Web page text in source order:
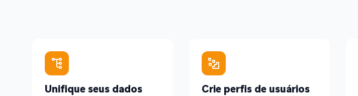
Unifique seus dados
Crie perfis de usuários